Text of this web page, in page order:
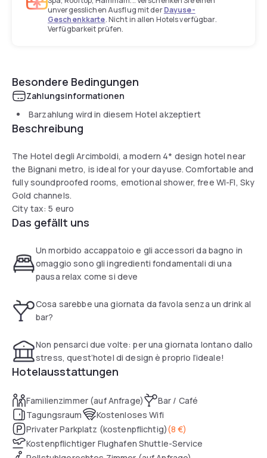
unvergesslichen Ausflug mit derDayuse-
Geschenkkarte. Nicht in allen Hotels verfügbar.
Verfügbarkeit prüfen.
Besondere Bedingungen
Zahlungsinformationen
Barzahlung wird in diesem Hotel akzeptiert
Beschreibung
The Hotel degli Arcimboldi, a modern 4* design hotel near
the Bignani metro, is ideal for your dayuse. Comfortable and
fully soundproofed rooms, emotional shower, free WI-FI, Sky
Gold channels.
City tax: 5 euro
Das gefällt uns
Un morbido accappatoio e gli accessori da bagno in
omaggio sono gli ingredienti fondamentali di una
pausa relax come si deve
Cosa sarebbe una giornata da favola senza un drink al
bar?
Non pensarci due volte: per una giornata lontano dallo
stress, quest’hotel di design è proprio l’ideale!
Hotelausstattungen
Familienzimmer (auf Anfrage)
Bar / Café
Tagungsraum
Kostenloses Wifi
Privater Parkplatz (kostenpflichtig)(8 €)
Kostenpflichtiger Flughafen Shuttle-Service